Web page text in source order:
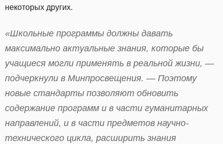
некоторых других.
«Школьные программы должны давать
максимально актуальные знания, которые бы
учащиеся могли применять в реальной жизни, —
подчеркнули в Минпросвещения. — Поэтому
новые стандарты позволяют обновить
содержание программ и в части гуманитарных
направлений, и в части предметов научно-
технического цикла, расширить знания